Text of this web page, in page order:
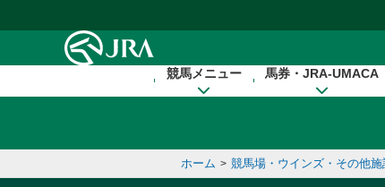
競馬メニュー 馬券・JRA-UMACA
ホーム > 競馬場・ウインズ・その他施